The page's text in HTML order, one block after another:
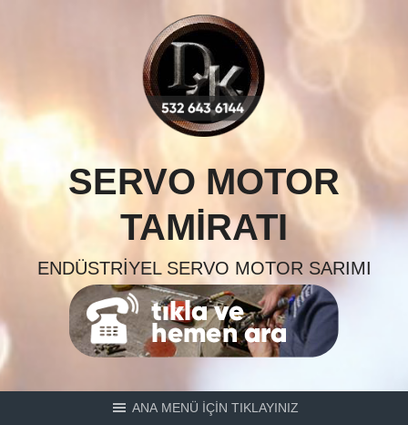
SERVO MOTOR
TAMIRATI
ENDÜSTRIYEL SERVO MOTOR SARIMI
ANA MENÜ İÇİN TIKLAYINIZ